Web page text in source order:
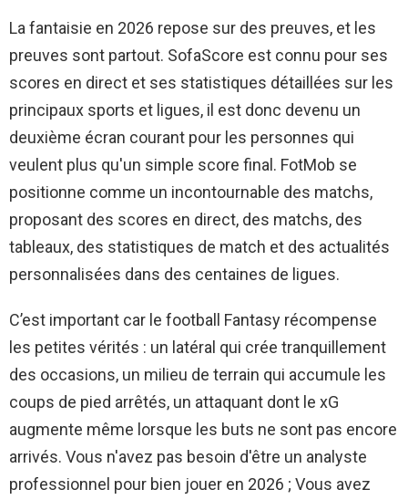
La fantaisie en 2026 repose sur des preuves, et les
preuves sont partout. SofaScore est connu pour ses
scores en direct et ses statistiques détaillées sur les
principaux sports et ligues, il est donc devenu un
deuxième écran courant pour les personnes qui
veulent plus qu'un simple score final. FotMob se
positionne comme un incontournable des matchs,
proposant des scores en direct, des matchs, des
tableaux, des statistiques de match et des actualités
personnalisées dans des centaines de ligues.
C’est important car le football Fantasy récompense
les petites vérités : un latéral qui crée tranquillement
des occasions, un milieu de terrain qui accumule les
coups de pied arrêtés, un attaquant dont le xG
augmente même lorsque les buts ne sont pas encore
arrivés. Vous n'avez pas besoin d'être un analyste
professionnel pour bien jouer en 2026 ; Vous avez